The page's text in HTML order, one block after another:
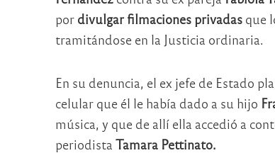
por divulgar filmaciones privadasque
tramitándose en la Justicia ordinaria.
En su denuncia, el ex jefe de Estado
celular que él le había dado a su hijo
música, y que de allí ella accedió a
periodista Tamara Pettinato.